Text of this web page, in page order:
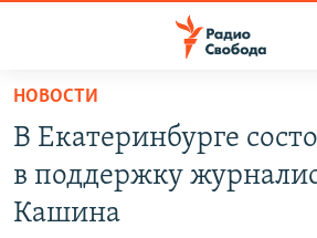
упрощенного
доступа
основному
ПОДКАСТЫ
АВТОРСКИЕ ПРОЕКТЫ
НОВОСТИ
В Екатеринбурге
в поддержку
Кашина